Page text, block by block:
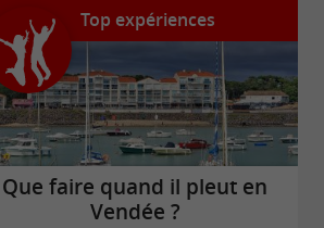
Top expériences
Que faire quand il pleut en
Vendée ?